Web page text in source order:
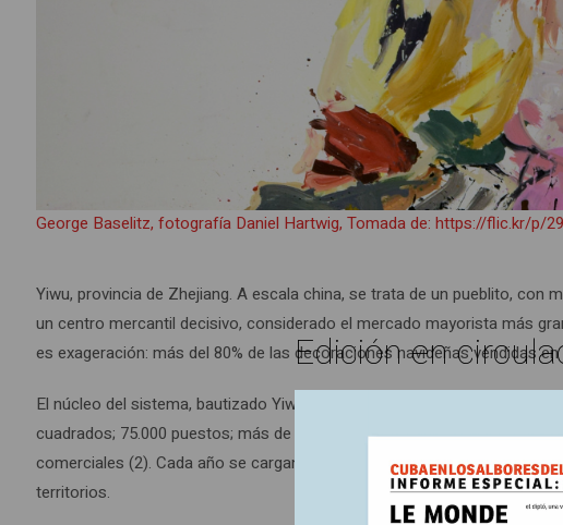
George Baselitz, fotografía Daniel Hartwig, Tomada de: https://flic.kr/p/
Yiwu, provincia de Zhejiang. A escala china, se trata de un pueblito, con
un centro mercantil decisivo, considerado el mercado mayorista más
es exageración: más del 80% de las decoraciones navideñas vendidas
El núcleo del sistema, bautizado Yiwu International Trade Market, puede
cuadrados; 75.000 puestos; más de 2 millones de artículos; unos
comerciales (2). Cada año se cargan aquí alrededor de 600.000
territorios.
Edición en